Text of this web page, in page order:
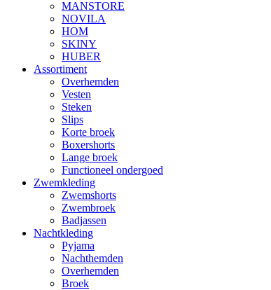
MANSTORE
NOVILA
HOM
SKINY
HUBER
Assortiment
Overhemden
Vesten
Steken
Slips
Korte broek
Boxershorts
Lange broek
Functioneel ondergoed
Zwemkleding
Zwemshorts
Zwembroek
Badjassen
Nachtkleding
Pyjama
Nachthemden
Overhemden
Broek